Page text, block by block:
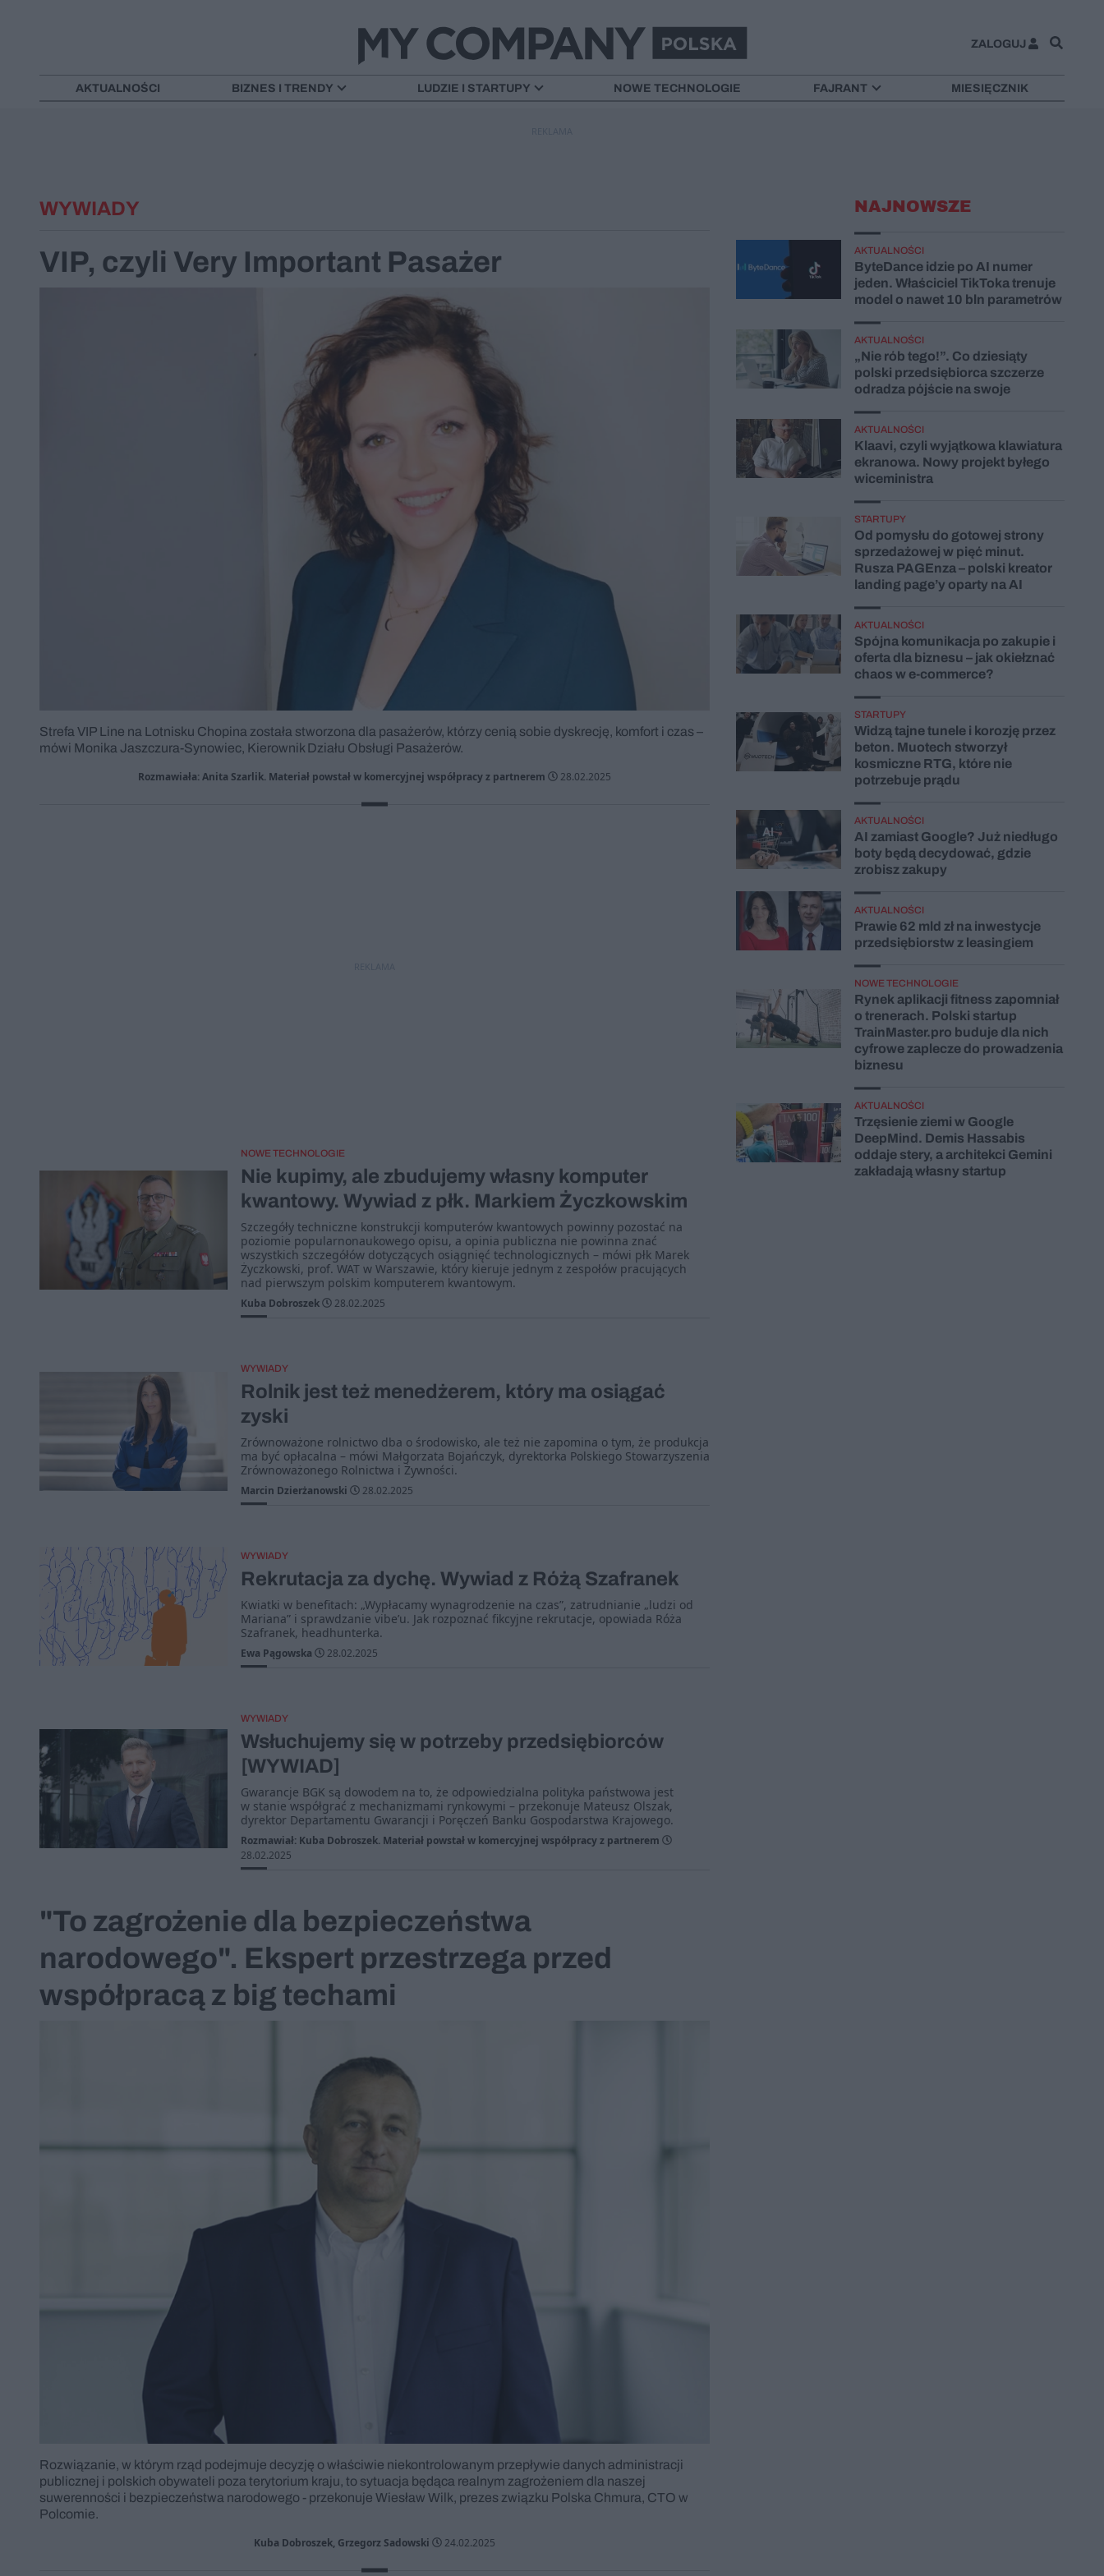
ZALOGUJ
AKTUALNOŚCI BIZNES I TRENDY LUDZIE I STARTUPY NOWE TECHNOLOGIE FAJRANT MIESIĘCZNIK
WYWIADY
VIP, czyli Very Important Pasażer
Strefa VIP Line na Lotnisku Chopina została stworzona dla pasażerów, którzy cenią sobie dyskrecję, komfort i czas –
mówi Monika Jaszczura-Synowiec, Kierownik Działu Obsługi Pasażerów.
Rozmawiała: Anita Szarlik. Materiał powstał w komercyjnej współpracy z partnerem 28.02.2025
NOWE TECHNOLOGIE
Nie kupimy, ale zbudujemy własny komputer
kwantowy. Wywiad z płk. Markiem Życzkowskim
Szczegóły techniczne konstrukcji komputerów kwantowych powinny pozostać na
poziomie popularnonaukowego opisu, a opinia publiczna nie powinna znać
wszystkich szczegółów dotyczących osiągnięć technologicznych – mówi płk Marek
Życzkowski, prof. WAT w Warszawie, który kieruje jednym z zespołów pracujących
nad pierwszym polskim komputerem kwantowym.
Kuba Dobroszek 28.02.2025
WYWIADY
Rolnik jest też menedżerem, który ma osiągać
zyski
Zrównoważone rolnictwo dba o środowisko, ale też nie zapomina o tym, że produkcja
ma być opłacalna – mówi Małgorzata Bojańczyk, dyrektorka Polskiego Stowarzyszenia
Zrównoważonego Rolnictwa i Żywności.
Marcin Dzierżanowski 28.02.2025
WYWIADY
Rekrutacja za dychę. Wywiad z Różą Szafranek
Kwiatki w benefitach: „Wypłacamy wynagrodzenie na czas”, zatrudnianie „ludzi od
Mariana” i sprawdzanie vibe’u. Jak rozpoznać fikcyjne rekrutacje, opowiada Róża
Szafranek, headhunterka.
Ewa Pągowska 28.02.2025
WYWIADY
Wsłuchujemy się w potrzeby przedsiębiorców
[WYWIAD]
Gwarancje BGK są dowodem na to, że odpowiedzialna polityka państwowa jest
w stanie współgrać z mechanizmami rynkowymi – przekonuje Mateusz Olszak,
dyrektor Departamentu Gwarancji i Poręczeń Banku Gospodarstwa Krajowego.
Rozmawiał: Kuba Dobroszek. Materiał powstał w komercyjnej współpracy z partnerem
28.02.2025
"To zagrożenie dla bezpieczeństwa
narodowego". Ekspert przestrzega przed
współpracą z big techami
Rozwiązanie, w którym rząd podejmuje decyzję o właściwie niekontrolowanym przepływie danych administracji
publicznej i polskich obywateli poza terytorium kraju, to sytuacja będąca realnym zagrożeniem dla naszej
suwerenności i bezpieczeństwa narodowego - przekonuje Wiesław Wilk, prezes związku Polska Chmura, CTO w
Polcomie.
Kuba Dobroszek, Grzegorz Sadowski 24.02.2025
NAJNOWSZE
AKTUALNOŚCI
ByteDance idzie po AI numer
jeden. Właściciel TikToka trenuje
model o nawet 10 bln parametrów
AKTUALNOŚCI
„Nie rób tego!”. Co dziesiąty
polski przedsiębiorca szczerze
odradza pójście na swoje
AKTUALNOŚCI
Klaavi, czyli wyjątkowa klawiatura
ekranowa. Nowy projekt byłego
wiceministra
STARTUPY
Od pomysłu do gotowej strony
sprzedażowej w pięć minut.
Rusza PAGEnza – polski kreator
landing page’y oparty na AI
AKTUALNOŚCI
Spójna komunikacja po zakupie i
oferta dla biznesu – jak okiełznać
chaos w e-commerce?
STARTUPY
Widzą tajne tunele i korozję przez
beton. Muotech stworzył
kosmiczne RTG, które nie
potrzebuje prądu
AKTUALNOŚCI
AI zamiast Google? Już niedługo
boty będą decydować, gdzie
zrobisz zakupy
AKTUALNOŚCI
Prawie 62 mld zł na inwestycje
przedsiębiorstw z leasingiem
NOWE TECHNOLOGIE
Rynek aplikacji fitness zapomniał
o trenerach. Polski startup
TrainMaster.pro buduje dla nich
cyfrowe zaplecze do prowadzenia
biznesu
AKTUALNOŚCI
Trzęsienie ziemi w Google
DeepMind. Demis Hassabis
oddaje stery, a architekci Gemini
zakładają własny startup